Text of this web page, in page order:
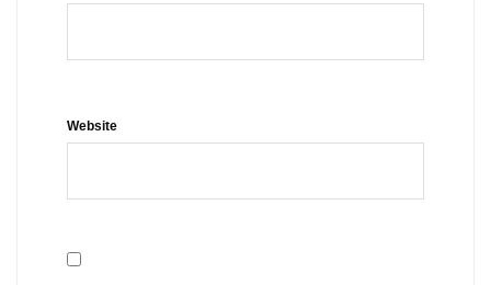
Website